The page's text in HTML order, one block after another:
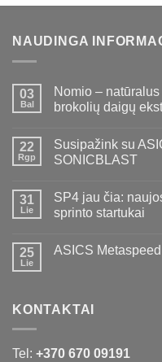
NAUDINGA
03
Bal
Nomio –
brokolių daigų
22
Rgp
Susipažink su
SONICBLAST
31
Lie
SP4 jau čia:
sprinto startukai
25
Lie
ASICS
KONTAKTAI
Tel: +370 670 09191